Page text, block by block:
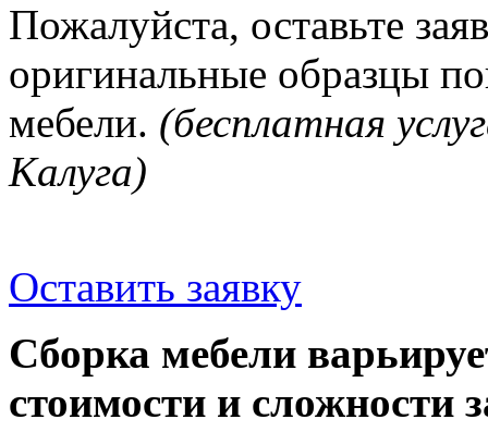
Пожалуйста, оставьте
оригинальные образцы
мебели. (бесплатная
Калуга)
Оставить заявку
Сборка мебели
стоимости и сложности